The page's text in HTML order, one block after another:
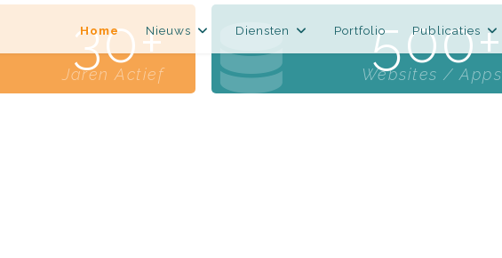
Home Nieuws Diensten Portfolio Publicaties
30
Jaren Actief 500
Websites / Apps